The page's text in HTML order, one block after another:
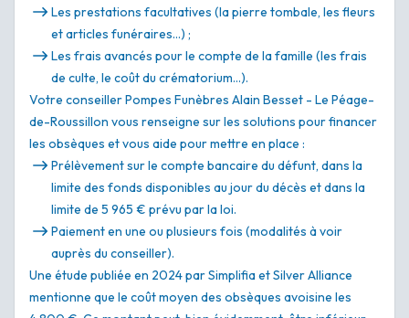
Les prestations facultatives (la pierre tombale, les fleurs
et articles funéraires…) ;
Les frais avancés pour le compte de la famille (les frais
de culte, le coût du crématorium…).
Votre conseiller Pompes Funèbres Alain Besset - Le Péage-
de-Roussillon vous renseigne sur les solutions pour financer
les obsèques et vous aide pour mettre en place :
Prélèvement sur le compte bancaire du défunt, dans la
limite des fonds disponibles au jour du décès et dans la
limite de 5 965 € prévu par la loi.
Paiement en une ou plusieurs fois (modalités à voir
auprès du conseiller).
Une étude publiée en 2024 par Simplifia et Silver Alliance
mentionne que le coût moyen des obsèques avoisine les